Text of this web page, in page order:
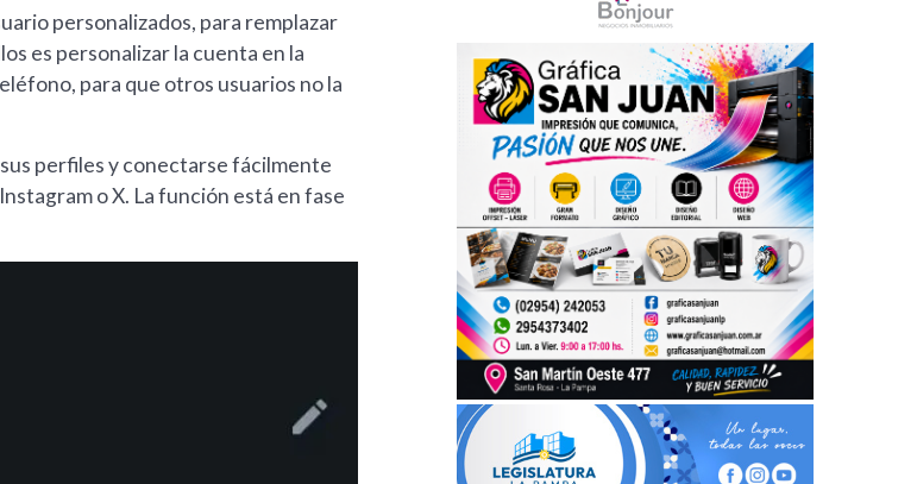
personalizados, para remplazar
es personalizar la cuenta en la
para que otros usuarios no la
perfiles y conectarse fácilmente
o X. La función está en fase